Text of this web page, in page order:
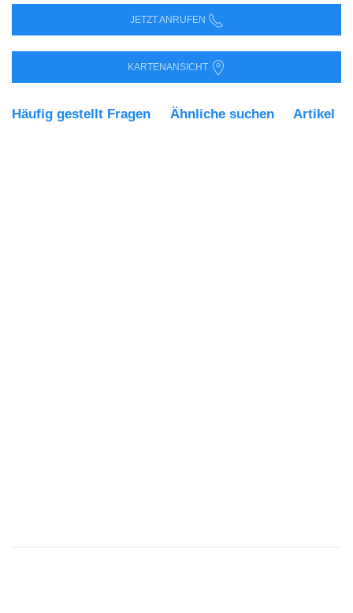
JETZT ANRUFEN
KARTENANSICHT
Häufig gestellt Fragen Ähnliche suchen Artikel